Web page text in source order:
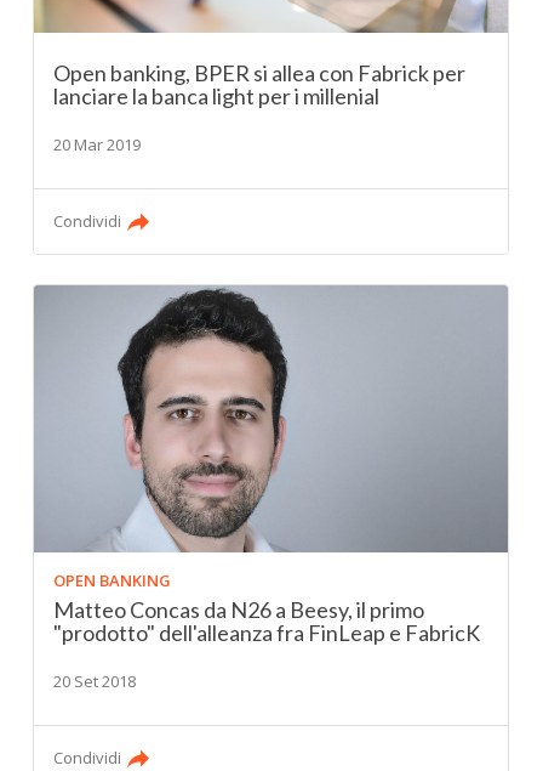
Open banking, BPER si allea con Fabrick per
lanciare la banca light per i millenial
20 Mar 2019
Condividi
OPEN BANKING
Matteo Concas da N26 a Beesy, il primo
"prodotto" dell'alleanza fra FinLeap e FabricK
20 Set 2018
Condividi